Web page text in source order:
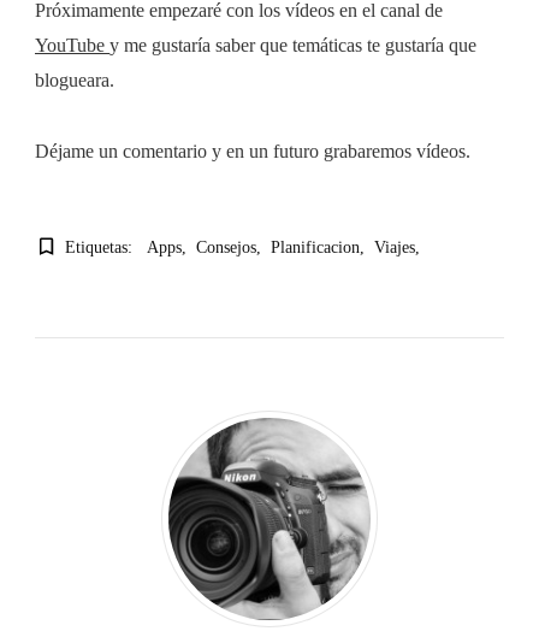
Próximamente empezaré con los vídeos en el canal de
YouTube y me gustaría saber que temáticas te gustaría que
blogueara.
Déjame un comentario y en un futuro grabaremos vídeos.
Etiquetas: Apps Consejos Planificacion Viajes